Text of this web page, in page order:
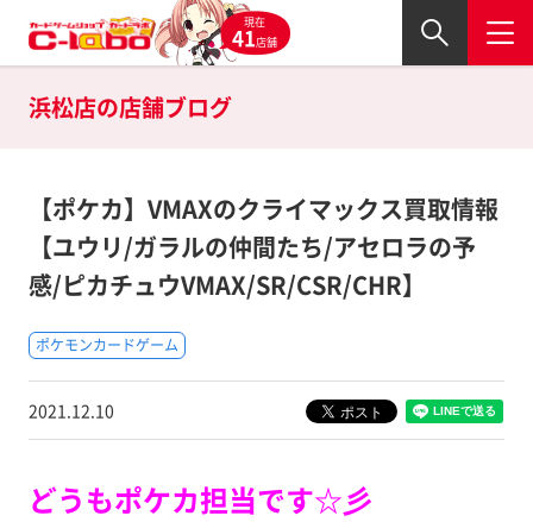
現在
41店舗
浜松店の店舗ブログ
【ポケカ】VMAXのクライマックス買取情報
【ユウリ/ガラルの仲間たち/アセロラの予
感/ピカチュウVMAX/SR/CSR/CHR】
ポケモンカードゲーム
2021.12.10
どうもポケカ担当です☆彡